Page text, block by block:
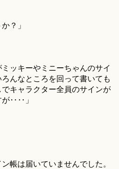
？」
ミッキーやミニーちゃんのサイ
んなところを回って書いても
キャラクター全員のサインが
が‥‥」
帳は届いていませんでした。